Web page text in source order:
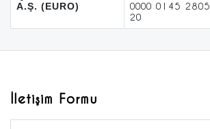
A.Ş. (EURO)
0000 0145 2805
20
İletişim Formu